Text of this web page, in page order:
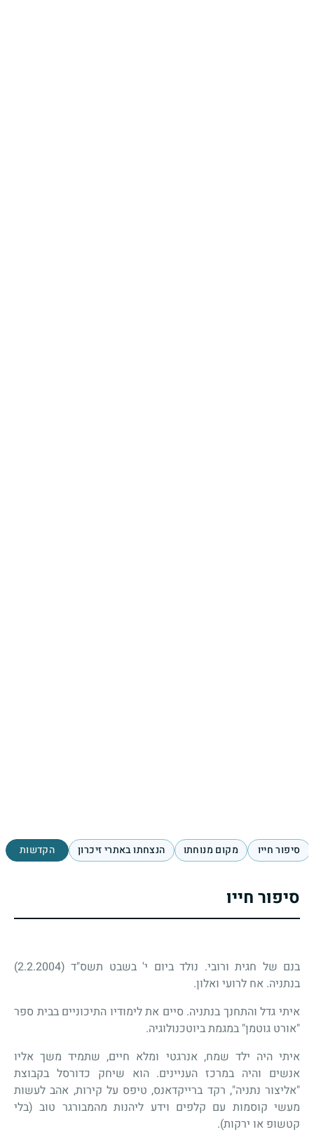
סיפור חייו מקום מנוחתו הנצחתו באתרי זיכרון הקדשות
סיפור חייו
בנם של חגית ורובי. נולד ביום י' בשבט תשס"ד (2.2.2004)
בנתניה. אח לרועי ואלון.
איתי גדל והתחנך בנתניה. סיים את לימודיו התיכוניים בבית ספר
"אורט גוטמן" במגמת ביוטכנולוגיה.
איתי היה ילד שמח, אנרגטי ומלא חיים, שתמיד משך אליו
אנשים והיה במרכז העניינים. הוא שיחק כדורסל בקבוצת
"אליצור נתניה", רקד ברייקדאנס, טיפס על קירות, אהב לעשות
מעשי קוסמות עם קלפים וידע ליהנות מהמבורגר טוב (בלי
קטשופ או ירקות).